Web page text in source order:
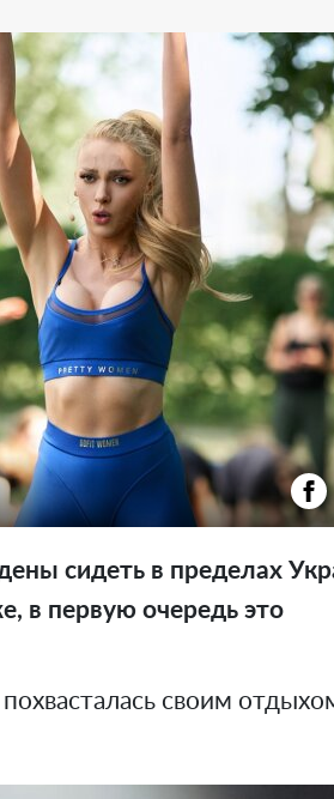
сидеть в пределах
в первую очередь это
своим